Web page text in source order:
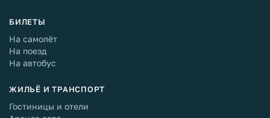
БИЛЕТЫ
На самолёт
На поезд
На автобус
ЖИЛЬЁ И ТРАНСПОРТ
Гостиницы и отели